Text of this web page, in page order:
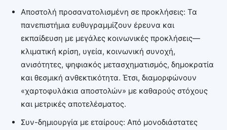
Αποστολή προσανατολισμένη σε προκλήσεις: Τα
πανεπιστήμια ευθυγραμμίζουν έρευνα και
εκπαίδευση με μεγάλες κοινωνικές προκλήσεις—
κλιματική κρίση, υγεία, κοινωνική συνοχή,
ανισότητες, ψηφιακός μετασχηματισμός, δημοκρατία
και θεσμική ανθεκτικότητα. Έτσι, διαμορφώνουν
«χαρτοφυλάκια αποστολών» με καθαρούς στόχους
και μετρικές αποτελέσματος.
Συν-δημιουργία με εταίρους: Από μονοδιάστατες